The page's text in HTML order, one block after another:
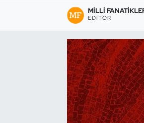
MILLI
EDITÖR
Buz Hokeyi
Buz Pateni
Çim Hokeyi